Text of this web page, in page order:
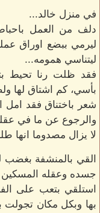
في منزل خالد...
دلف من العمل
ليرمي ببضع اوراق
ليتناسي همومه...
فقد ظلت رنا تحيط
بأسي، كم اشتاق لها
شعر باختناق فقد امل
والرجوع عن ما في
لا يزال مصدوما انها
القي بالمنشفة بغضب
جسده وعقله المسكين
استلقي بتعب على
بها وبكل مكان